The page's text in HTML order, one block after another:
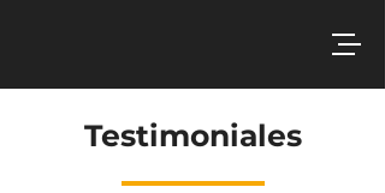
Testimoniales